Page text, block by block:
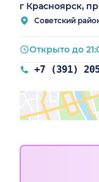
г Красноярск,
Советский
Открыто до